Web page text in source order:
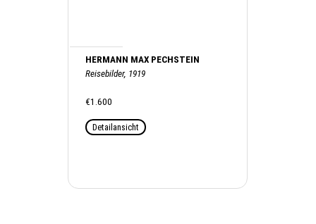
HERMANN MAX PECHSTEIN
Reisebilder, 1919
€1.600
Detailansicht